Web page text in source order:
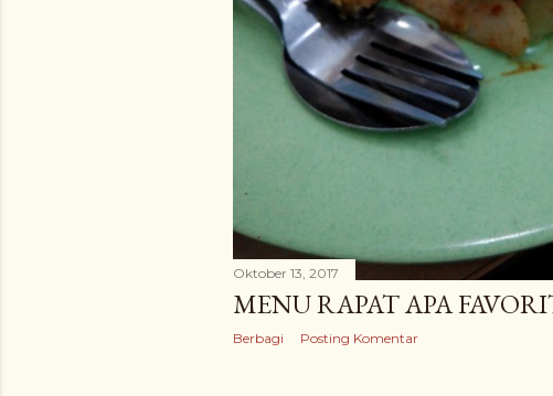
Oktober 13, 2017
MENU RAPAT APA
Berbagi Posting Komentar